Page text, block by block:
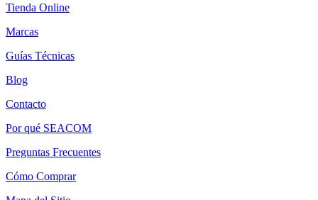
Tienda Online
Marcas
Guías Técnicas
Blog
Contacto
Por qué SEACOM
Preguntas Frecuentes
Cómo Comprar